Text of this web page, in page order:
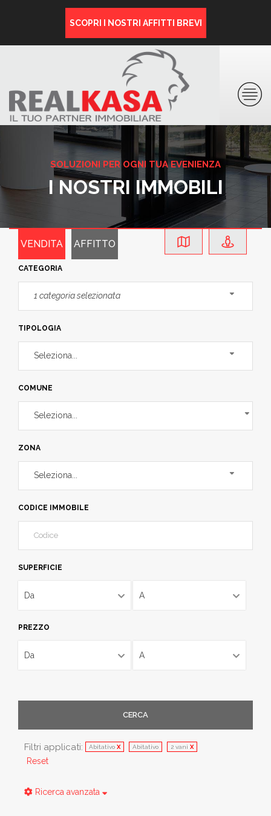
SCOPRI I NOSTRI AFFITTI BREVI
SOLUZIONI PER OGNI TUA EVENIENZA
I NOSTRI IMMOBILI
VENDITA AFFITTO
CATEGORIA
1 categoria selezionata
TIPOLOGIA
Seleziona...
COMUNE
Seleziona...
ZONA
Seleziona...
CODICE IMMOBILE
SUPERFICIE
Da A
PREZZO
Da A
CERCA
Filtri applicati: Abitativo X Abitativo 2 vani X
Reset
Ricerca avanzata